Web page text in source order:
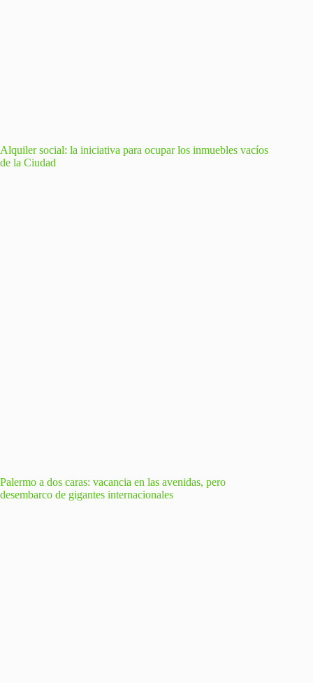
Alquiler social: la iniciativa para ocupar los inmuebles vacíos
de la Ciudad
Palermo a dos caras: vacancia en las avenidas, pero
desembarco de gigantes internacionales